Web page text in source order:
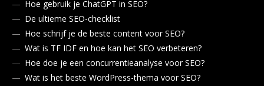
Hoe gebruik je ChatGPT in SEO?
De ultieme SEO-checklist
Hoe schrijf je de beste content voor SEO?
Wat is TF IDF en hoe kan het SEO verbeteren?
Hoe doe je een concurrentieanalyse voor SEO?
Wat is het beste WordPress-thema voor SEO?